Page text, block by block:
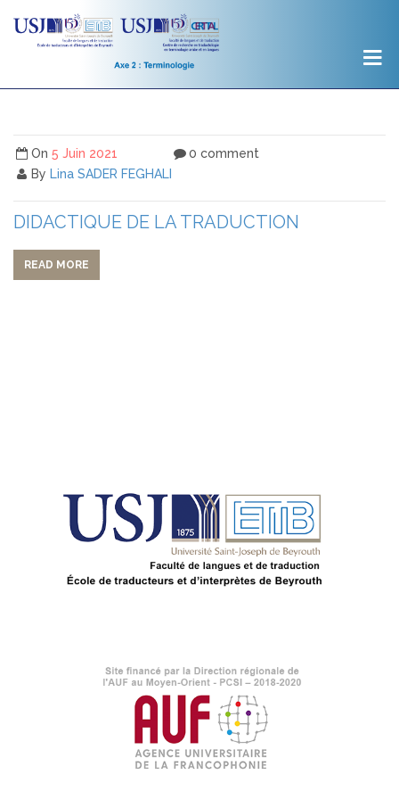
On 5 Juin 2021
By Lina SADER FEGHALI
0 comment
DIDACTIQUE DE LA TRADUCTION
READ MORE